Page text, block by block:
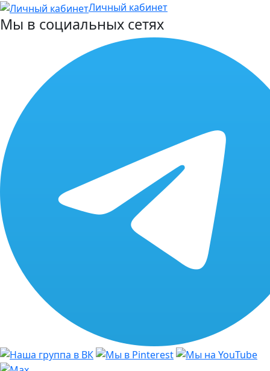
Личный кабинет
Мы в социальных сетях